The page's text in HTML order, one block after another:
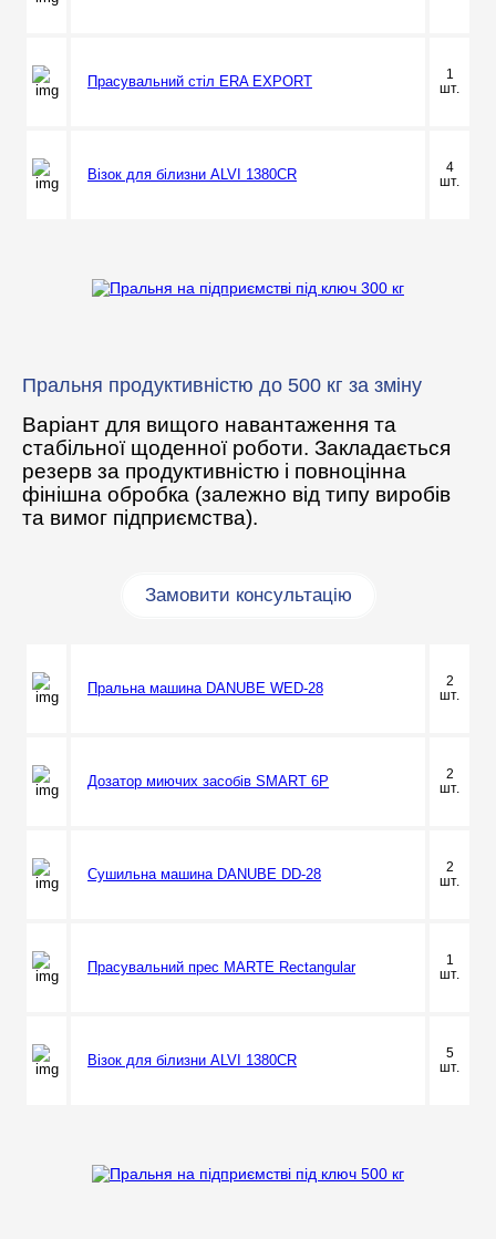
Прасувальний стіл ERA EXPORT
1
шт.
Візок для білизни ALVI 1380CR
4
шт.
Пральня продуктивністю до 500 кг за зміну
Варіант для вищого навантаження та
стабільної щоденної роботи. Закладається
резерв за продуктивністю і повноцінна
фінішна обробка (залежно від типу виробів
та вимог підприємства).
Замовити консультацію
Пральна машина DANUBE WED-28
2
шт.
Дозатор миючих засобів SMART 6P
2
шт.
Сушильна машина DANUBE DD-28
2
шт.
Прасувальний прес MARTE Rectangular
1
шт.
Візок для білизни ALVI 1380CR
5
шт.